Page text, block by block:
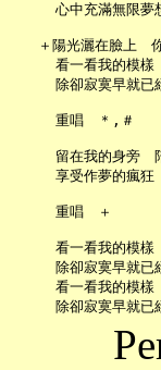
心中充滿無限夢
＋陽光灑在臉上　
     看一看我的模樣
除卻寂寞早就已
     重唱　＊,＃
留在我的身旁　
享受作夢的瘋狂
     重唱　＋
     看一看我的模樣
除卻寂寞早就已
     看一看我的模樣